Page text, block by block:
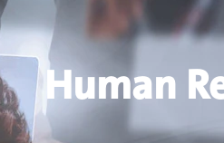
Human